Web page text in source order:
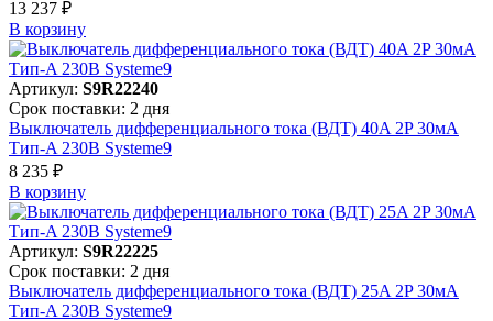
13 237 ₽
В корзинy
Артикул: S9R22240
Срок поставки: 2 дня
Выключатель дифференциального тока (ВДТ) 40A 2P 30мА
Тип-A 230В Systeme9
8 235 ₽
В корзинy
Артикул: S9R22225
Срок поставки: 2 дня
Выключатель дифференциального тока (ВДТ) 25A 2P 30мА
Тип-A 230В Systeme9